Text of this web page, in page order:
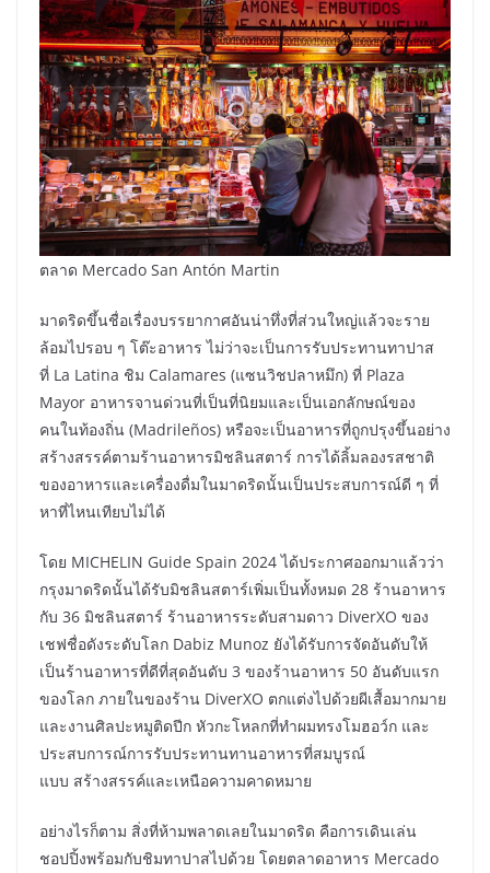
ตลาด Mercado San Antón Martin
มาดริดขึ้นชื่อเรื่องบรรยากาศอันน่าทึ่งที่ส่วนใหญ่แล้วจะราย
ล้อมไปรอบ ๆ โต๊ะอาหาร ไม่ว่าจะเป็นการรับประทานทาปาส
ที่ La Latina ชิม Calamares (แซนวิชปลาหมึก) ที่ Plaza
Mayor อาหารจานด่วนที่เป็นที่นิยมและเป็นเอกลักษณ์ของ
คนในท้องถิ่น (Madrileños) หรือจะเป็นอาหารที่ถูกปรุงขึ้นอย่าง
สร้างสรรค์ตามร้านอาหารมิชลินสตาร์ การได้ลิ้มลองรสชาติ
ของอาหารและเครื่องดื่มในมาดริดนั้นเป็นประสบการณ์ดี ๆ ที่
หาที่ไหนเทียบไม่ได้
โดย MICHELIN Guide Spain 2024 ได้ประกาศออกมาแล้วว่า
กรุงมาดริดนั้นได้รับมิชลินสตาร์เพิ่มเป็นทั้งหมด 28 ร้านอาหาร
กับ 36 มิชลินสตาร์ ร้านอาหารระดับสามดาว DiverXO ของ
เชฟชื่อดังระดับโลก Dabiz Munoz ยังได้รับการจัดอันดับให้
เป็นร้านอาหารที่ดีที่สุดอันดับ 3 ของร้านอาหาร 50 อันดับแรก
ของโลก ภายในของร้าน DiverXO ตกแต่งไปด้วยผีเสื้อมากมาย
และงานศิลปะหมูติดปีก หัวกะโหลกที่ทำผมทรงโมฮอว์ก และ
ประสบการณ์การรับประทานทานอาหารที่สมบูรณ์
แบบ สร้างสรรค์และเหนือความคาดหมาย
อย่างไรก็ตาม สิ่งที่ห้ามพลาดเลยในมาดริด คือการเดินเล่น
ชอปปิ้งพร้อมกับชิมทาปาสไปด้วย โดยตลาดอาหาร Mercado